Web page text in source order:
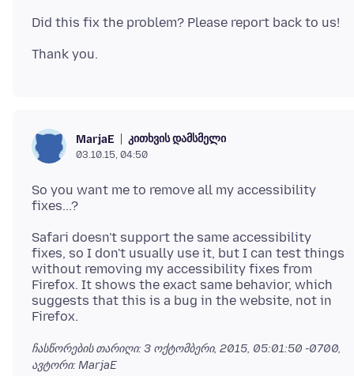
MarjaE კითხვის დამსმელი
03.10.15, 04:50
So you want me to remove all my accessibility
Safari doesn't support the same accessibility
fixes, so I don't usually use it, but I can test things
without removing my accessibility fixes from
Firefox. It shows the exact same behavior, which
suggests that this is a bug in the website, not in
ჩასწორების თარიღი: 3 ოქტომბერი, 2015, 05:01:50 -0700,
ავტორი: MarjaE